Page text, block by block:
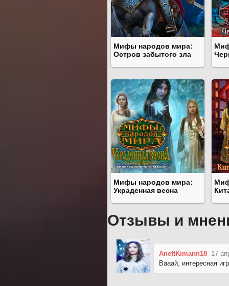
Мифы народов мира:
Остров забытого зла
Мифы народов мира:
Украденная весна
Отзывы и
AnettKimann18 17
Вааай, интересная